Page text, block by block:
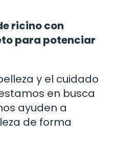
ricino con
para potenciar
y el cuidado
en busca
ayuden a
de forma